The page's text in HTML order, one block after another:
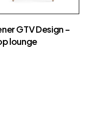
GTV Design –
lounge